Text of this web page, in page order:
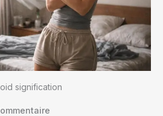
signification